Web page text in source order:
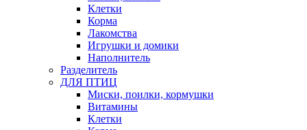
Клетки
Корма
Лакомства
Игрушки и домики
Наполнитель
Разделитель
ДЛЯ ПТИЦ
Миски, поилки, кормушки
Витамины
Клетки